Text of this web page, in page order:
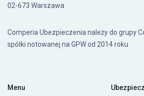
02-673 Warszawa
Comperia Ubezpieczenia należy do grupy
spółki notowanej na GPW od 2014 roku
Menu